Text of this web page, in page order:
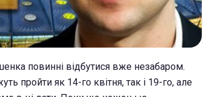
повинні відбутися вже незабаром.
пройти як 14-го квітня, так і 19-го, але